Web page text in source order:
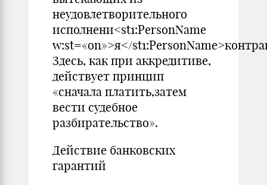
неудовлетворительного
исполнени<st1:PersonName
w:st=«on»>я</
Здесь, как при аккредитиве,
действует принцип
«сначала платить,затем
вести судебное
разбирательство».
Действие банковских
гарантий